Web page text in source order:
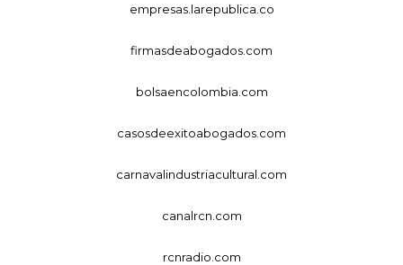
empresas.larepublica.co
firmasdeabogados.com
bolsaencolombia.com
casosdeexitoabogados.com
carnavalindustriacultural.com
canalrcn.com
rcnradio.com